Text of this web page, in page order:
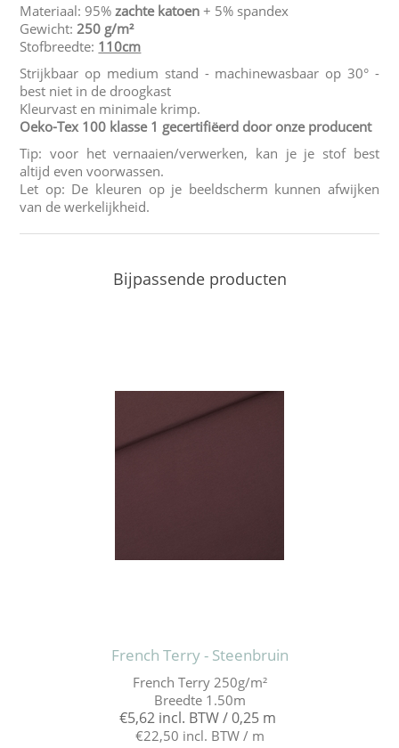
Materiaal: 95%zachte katoen + 5% spandex
Gewicht: 250 g/m²
Stofbreedte: 110cm
Strijkbaar op medium stand - machinewasbaar op 30° -
best niet in de droogkast
Kleurvast en minimale krimp.
Oeko-Tex 100 klasse 1 gecertifiëerd door onze producent
Tip: voor het vernaaien/verwerken, kan je je stof best
altijd even voorwassen.
Let op: De kleuren op je beeldscherm kunnen afwijken
van de werkelijkheid.
Bijpassende producten
French Terry - Steenbruin
French Terry 250g/m²
Breedte 1.50m
€5,62 incl. BTW / 0,25 m
€22,50 incl. BTW / m